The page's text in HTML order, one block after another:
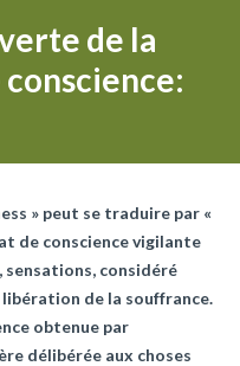
de la
» peut se traduire par «
de conscience vigilante
sensations, considéré
de la souffrance.
obtenue par
délibérée aux choses